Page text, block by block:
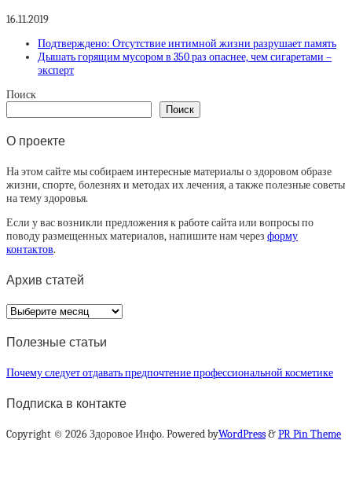
16.11.2019
Подтверждено: Отсутствие интимной жизни разрушает память
Дышать горящим мусором в 350 раз опаснее, чем сигаретами –
эксперт
Поиск
Поиск
О проекте
На этом сайте мы собираем интересные материалы о здоровом образе
жизни, спорте, болезнях и методах их лечения, а также полезные советы
на тему здоровья.
Если у вас возникли предложения к работе сайта или вопросы по
поводу размещенных материалов, напишите нам через форму
контактов.
Архив статей
Архив
статей
Полезные статьи
Почему следует отдавать предпочтение профессиональной косметике
Подписка в контакте
Copyright © 2026 Здоровое Инфо. Powered byWordPress&PR Pin Theme